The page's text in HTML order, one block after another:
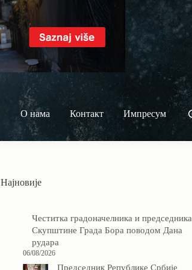
О нама Контакт Импресум
Најновије
Честитка градоначелника и председника
Скупштине Града Бора поводом Дана
рудара
06/08/2026
Председник Републике Србије